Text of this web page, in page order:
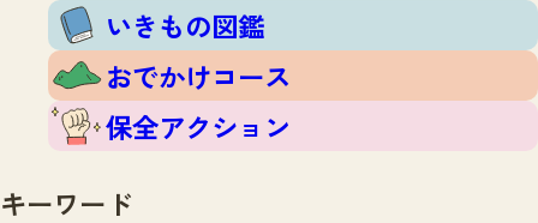
いきもの図鑑
おでかけコース
保全アクション
キーワード